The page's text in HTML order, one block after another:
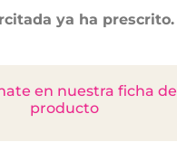
ya ha prescrito.
en nuestra ficha de
producto